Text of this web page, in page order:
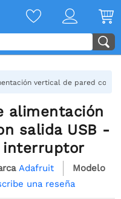
vertical de pared con
alimentación
salida USB -
interruptor
Adafruit
Modelo
una reseña